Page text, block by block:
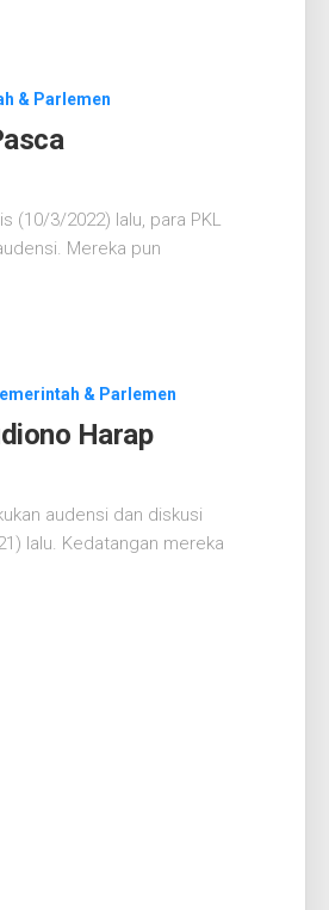
& Parlemen
(10/3/2022) lalu, para PKL
Mereka pun
& Parlemen
Harap
audensi dan diskusi
lalu. Kedatangan mereka